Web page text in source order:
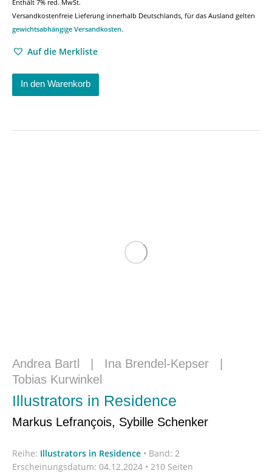
Enthält 7% red. MwSt.
Versandkostenfreie Lieferung innerhalb Deutschlands, für das Ausland gelten
gewichtsabhängige Versandkosten.
Auf die Merkliste
In den Warenkorb
Andrea Bartl | Ina Brendel-Kepser |
Tobias Kurwinkel
Illustrators in Residence
Markus Lefrançois, Sybille Schenker
Reihe: Illustrators in Residence • Band: 2
Erscheinungsdatum: 04.12.2024 • 210 Seiten